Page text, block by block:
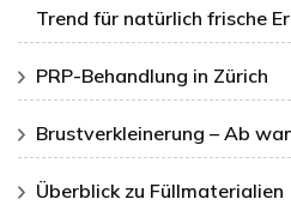
Trend für natürlich frische
PRP-Behandlung in Zürich
Brustverkleinerung – Ab
Überblick zu Füllmaterialien